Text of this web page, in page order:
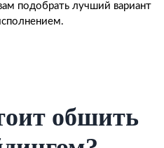
подобрать лучший вариант
обшить